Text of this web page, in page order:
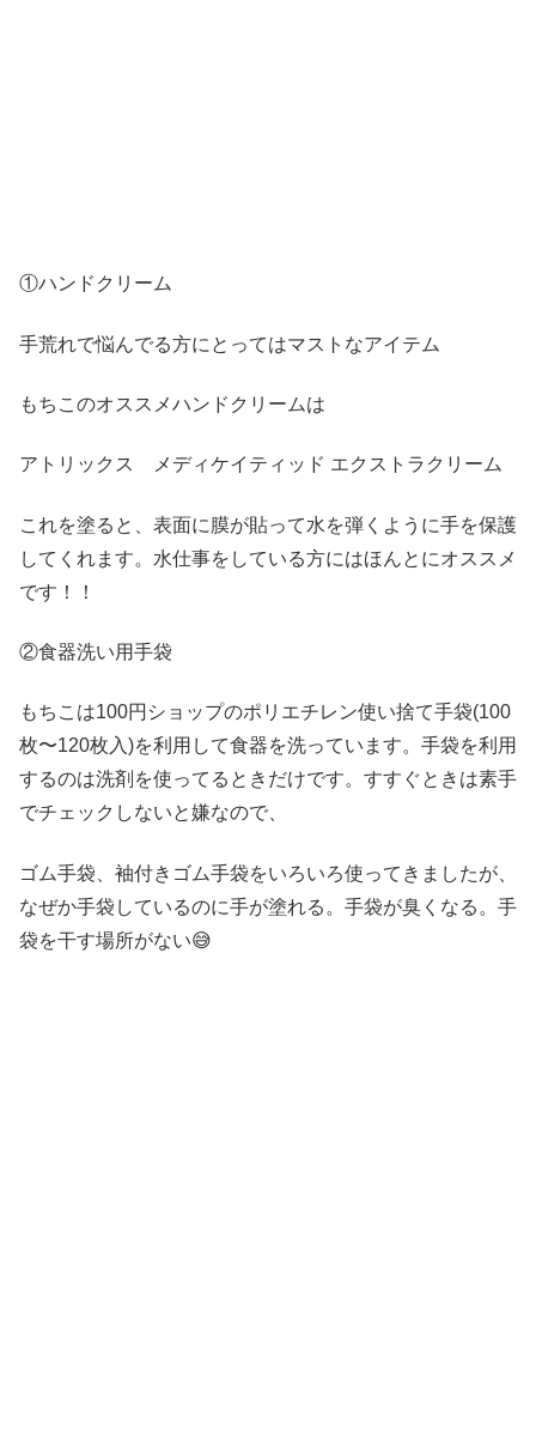
①ハンドクリーム
手荒れで悩んでる方にとってはマストなアイテム
もちこのオススメハンドクリームは
アトリックス メディケイティッド エクストラクリーム
これを塗ると、表面に膜が貼って水を弾くように手を保護
してくれます。水仕事をしている方にはほんとにオススメ
です！！
②食器洗い用手袋
もちこは100円ショップのポリエチレン使い捨て手袋(100
枚〜120枚入)を利用して食器を洗っています。手袋を利用
するのは洗剤を使ってるときだけです。すすぐときは素手
でチェックしないと嫌なので、
ゴム手袋、袖付きゴム手袋をいろいろ使ってきましたが、
なぜか手袋しているのに手が塗れる。手袋が臭くなる。手
袋を干す場所がない😅